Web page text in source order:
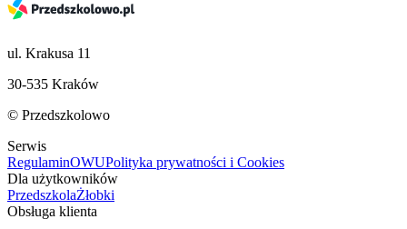
ul. Krakusa 11
30-535 Kraków
© Przedszkolowo
Serwis
RegulaminOWUPolityka prywatności i Cookies
Dla użytkowników
PrzedszkolaŻłobki
Obsługa klienta